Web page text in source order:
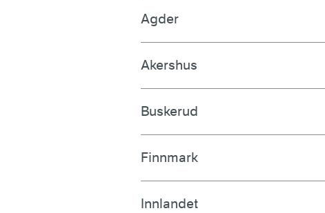
Agder
Akershus
Buskerud
Finnmark
Innlandet